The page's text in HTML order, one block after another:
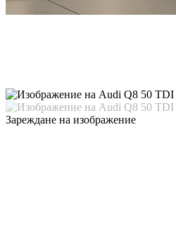
Зареждане на изображение